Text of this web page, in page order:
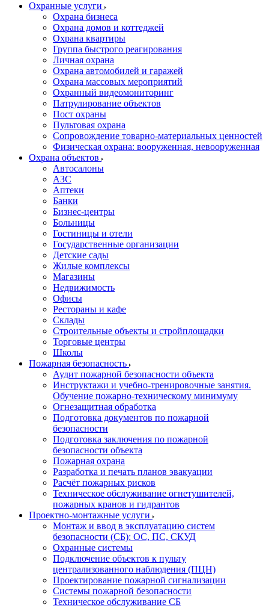
Охранные услуги
Охрана бизнеса
Охрана домов и коттеджей
Охрана квартиры
Группа быстрого реагирования
Личная охрана
Охрана автомобилей и гаражей
Охрана массовых мероприятий
Охранный видеомониторинг
Патрулирование объектов
Пост охраны
Пультовая охрана
Сопровождение товарно-материальных ценностей
Физическая охрана: вооруженная, невооруженная
Охрана объектов
Автосалоны
АЗС
Аптеки
Банки
Бизнес-центры
Больницы
Гостиницы и отели
Государственные организации
Детские сады
Жилые комплексы
Магазины
Недвижимость
Офисы
Рестораны и кафе
Склады
Строительные объекты и стройплощадки
Торговые центры
Школы
Пожарная безопасность
Аудит пожарной безопасности объекта
Инструктажи и учебно-тренировочные занятия.
Обучение пожарно-техническому минимуму
Огнезащитная обработка
Подготовка документов по пожарной
безопасности
Подготовка заключения по пожарной
безопасности объекта
Пожарная охрана
Разработка и печать планов эвакуации
Расчёт пожарных рисков
Техническое обслуживание огнетушителей,
пожарных кранов и гидрантов
Проектно-монтажные услуги
Монтаж и ввод в эксплуатацию систем
безопасности (СБ): ОС, ПС, СКУД
Охранные системы
Подключение объектов к пульту
централизованного наблюдения (ПЦН)
Проектирование пожарной сигнализации
Системы пожарной безопасности
Техническое обслуживание СБ